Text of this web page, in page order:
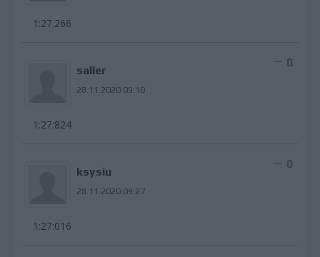
1:27.266
saller
28.11.2020 09:10
0
1:27:824
ksysiu
28.11.2020 09:27
0
1:27:016